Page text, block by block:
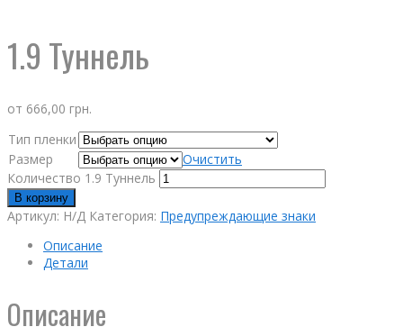
1.9 Туннель
от 666,00 грн.
Тип пленки
Размер
Очистить
Количество 1.9 Туннель
В корзину
Артикул: Н/Д Категория: Предупреждающие знаки
Описание
Детали
Описание